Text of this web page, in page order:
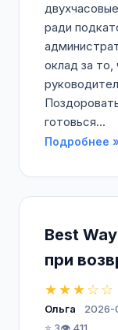
ради
оклад за
готовься...
Подробнее »
Best
при
★★★☆☆
Ольга
2026-